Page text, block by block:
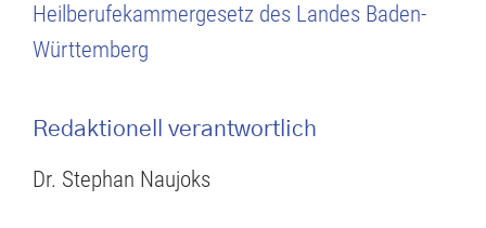
Heilberufekammergesetz des Landes Baden-
Württemberg
Redaktionell verantwortlich
Dr. Stephan Naujoks